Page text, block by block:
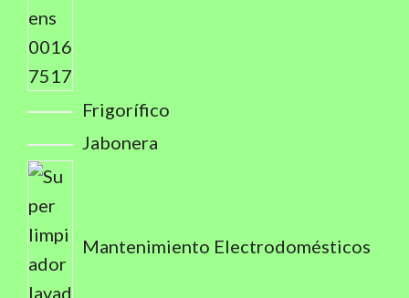
Frigorífico
Jabonera
Mantenimiento Electrodomésticos